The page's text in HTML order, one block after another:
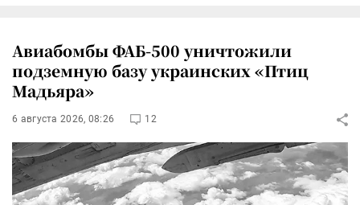
Авиабомбы ФАБ-500 уничтожили
подземную базу украинских «Птиц
Мадьяра»
6 августа 2026, 08:26 12